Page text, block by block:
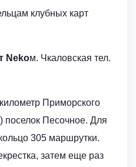
клубных карт
Nekoм. Чкаловская тел.
Приморского
поселок Песочное. Для
305 маршрутки.
затем еще раз